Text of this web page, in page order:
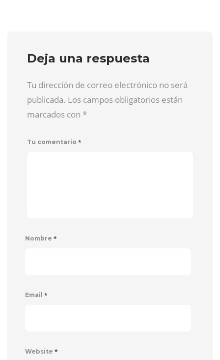
Deja una respuesta
Tu dirección de correo electrónico no será
publicada. Los campos obligatorios están
marcados con *
Tu comentario *
Nombre *
Email *
Website *